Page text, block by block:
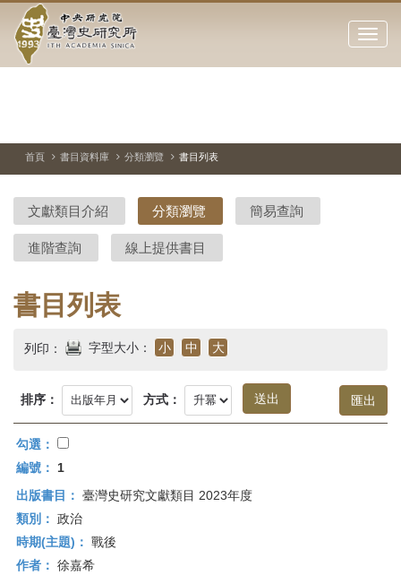
要
中
央
院-
臺
灣
史
研
究
首
頁
點
開
閉
站
停、
圖
圖
結
首頁 書目資料庫 分類瀏覽 書目列表
文獻類目介紹 分類瀏覽 簡易查詢
進階查詢 線上提供書目
書目列表
列印： 字型大小： 小 中 大
排序： 方式：
勾選：
編號：
1
出版書目： 臺灣史研究文獻類目 2023年度
類別： 政治
時期(主題)： 戰後
作者： 徐嘉希